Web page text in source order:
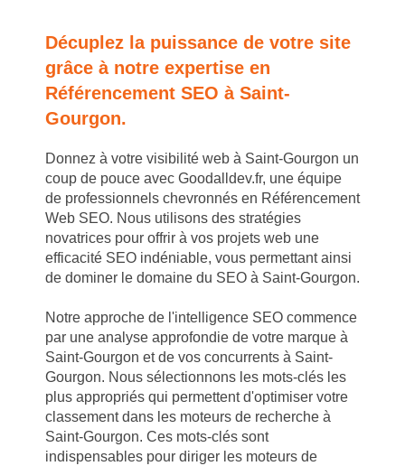
Décuplez la puissance de votre site
grâce à notre expertise en
Référencement SEO à Saint-
Gourgon.
Donnez à votre visibilité web à Saint-Gourgon un
coup de pouce avec Goodalldev.fr, une équipe
de professionnels chevronnés en Référencement
Web SEO. Nous utilisons des stratégies
novatrices pour offrir à vos projets web une
efficacité SEO indéniable, vous permettant ainsi
de dominer le domaine du SEO à Saint-Gourgon.
Notre approche de l'intelligence SEO commence
par une analyse approfondie de votre marque à
Saint-Gourgon et de vos concurrents à Saint-
Gourgon. Nous sélectionnons les mots-clés les
plus appropriés qui permettent d'optimiser votre
classement dans les moteurs de recherche à
Saint-Gourgon. Ces mots-clés sont
indispensables pour diriger les moteurs de